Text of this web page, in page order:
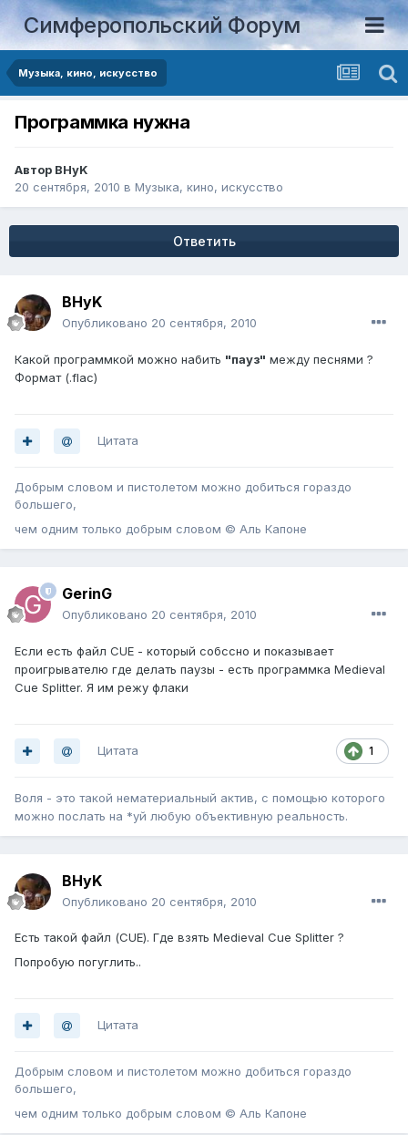
Симферопольский Форум
Музыка, кино, искусство
Программка нужна
Автор BHyK
20 сентября, 2010 в Музыка, кино, искусство
Ответить
BHyK
Опубликовано 20 сентября, 2010
Какой программкой можно набить "пауз" между песнями ?
Формат (.flac)
Цитата
Добрым словом и пистолетом можно добиться гораздо
большего,
чем одним только добрым словом © Аль Капоне
GerinG
Опубликовано 20 сентября, 2010
Если есть файл CUE - который собссно и показывает
проигрывателю где делать паузы - есть программка Medieval
Cue Splitter. Я им режу флаки
1
Цитата
Воля - это такой нематериальный актив, с помощью которого
можно послать на *уй любую объективную реальность.
BHyK
Опубликовано 20 сентября, 2010
Есть такой файл (CUE). Где взять Medieval Cue Splitter ?
Попробую погуглить..
Цитата
Добрым словом и пистолетом можно добиться гораздо
большего,
чем одним только добрым словом © Аль Капоне